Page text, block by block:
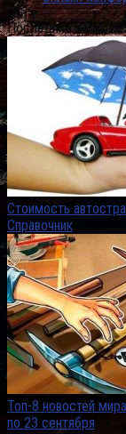
Последние заметки
Стоимость
Справочник
Топ-8 новостей
по 23 сентября